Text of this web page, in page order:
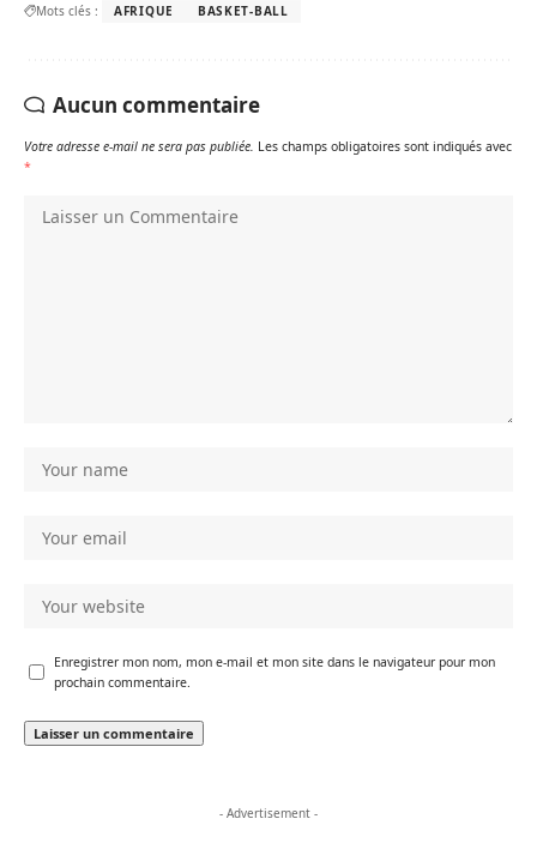
Mots clés : AFRIQUE BASKET-BALL
Aucun commentaire
Votre adresse e-mail ne sera pas publiée. Les champs obligatoires sont indiqués avec
*
Enregistrer mon nom, mon e-mail et mon site dans le navigateur pour mon
prochain commentaire.
- Advertisement -